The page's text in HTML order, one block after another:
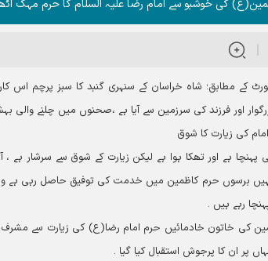
کی خوشبو سے امام رضا علیہ السلام کا حرم مہک
کے مطابق؛ شاہ خراسان کے سنہری گنبد کا سبز پرچم اس
اور فرزند کی سرزمین سے آیا ہے ،صحنوں میں چلنے
کی زیارت کا شوق
پہنچا ہے اور تھکا ہوا ہے لیکن زیارت کے شوق سے سرشار
برسوں حرم کاظمین میں خدمت کی توفیق حاصل رہی
رہے ہیں ۔
کی خاتون خادمائيں حرم امام رضا(ع) کی زیارت سے مشرف
پر ان کا پرجوش استقبال کیا گیا ۔